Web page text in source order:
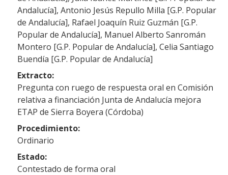
Andalucía], Antonio Jesús Repullo Milla [G.P. Popular
de Andalucía], Rafael Joaquín Ruiz Guzmán [G.P.
Popular de Andalucía], Manuel Alberto Sanromán
Montero [G.P. Popular de Andalucía], Celia Santiago
Buendía [G.P. Popular de Andalucía]
Extracto:
Pregunta con ruego de respuesta oral en Comisión
relativa a financiación Junta de Andalucía mejora
ETAP de Sierra Boyera (Córdoba)
Procedimiento:
Ordinario
Estado:
Contestado de forma oral